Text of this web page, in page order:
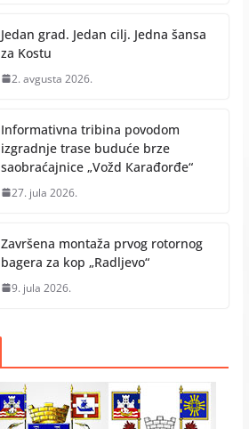
Jedan grad. Jedan cilj. Jedna šansa
za Kostu
2. avgusta 2026.
Informativna tribina povodom
izgradnje trase buduće brze
saobraćajnice „Vožd Кarađorđe“
27. jula 2026.
Završena montaža prvog rotornog
bagera za kop „Radlјevo“
9. jula 2026.